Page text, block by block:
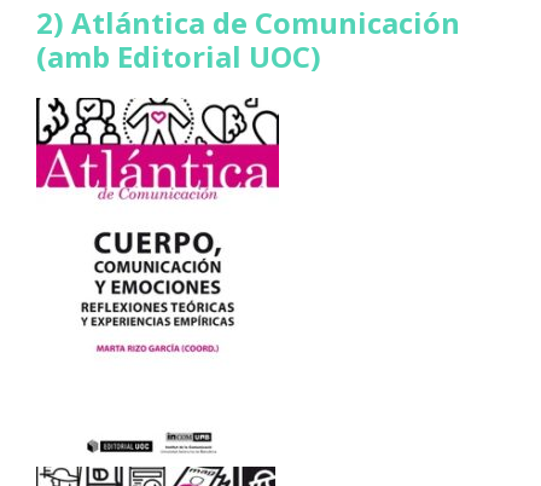
2) Atlántica de Comunicación
(amb Editorial UOC)